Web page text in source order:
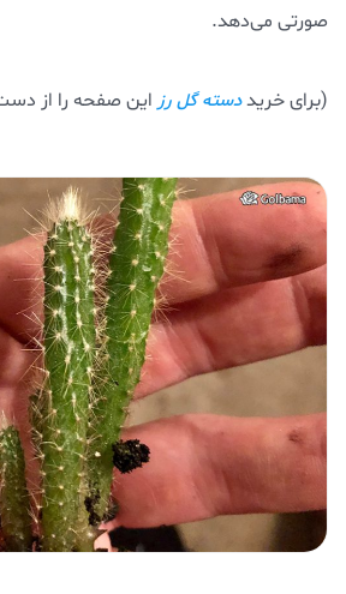
صورتی می‌دهد.
(برای خریددسته گل رز این صفحه را از